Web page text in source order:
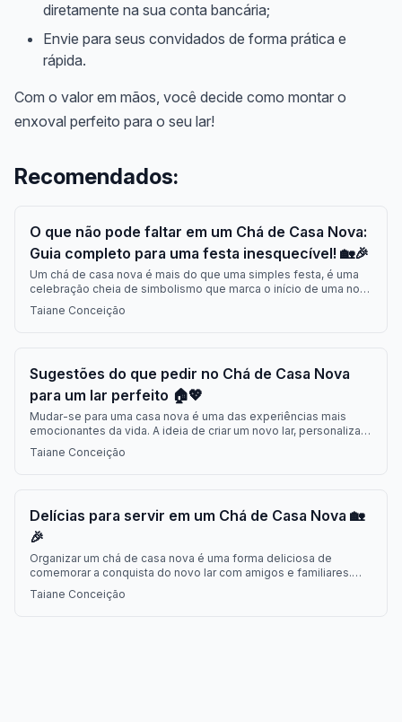
diretamente na sua conta bancária;
Envie para seus convidados de forma prática e
rápida.
Com o valor em mãos, você decide como montar o
enxoval perfeito para o seu lar!
Recomendados:
O que não pode faltar em um Chá de Casa Nova:
Guia completo para uma festa inesquecível! 🏡🎉
Um chá de casa nova é mais do que uma simples festa, é uma
celebração cheia de simbolismo que marca o início de uma nova
fase. Seja para casais começando a vida juntos, amigos
dividindo um novo espaço ou alguém conquistando sua
Taiane Conceição
Sugestões do que pedir no Chá de Casa Nova
para um lar perfeito 🏠💖
Mudar-se para uma casa nova é uma das experiências mais
emocionantes da vida. A ideia de criar um novo lar, personalizar
os espaços e começar uma nova fase é incrível. Para tornar
esse momento ainda mais especial, muitas pessoas optam por
Taiane Conceição
Delícias para servir em um Chá de Casa Nova 🏡
🎉
Organizar um chá de casa nova é uma forma deliciosa de
comemorar a conquista do novo lar com amigos e familiares.
Além da decoração e da companhia, a comida é um dos pontos
altos da festa. Pensar em um cardápio prático, saboroso e que
Taiane Conceição